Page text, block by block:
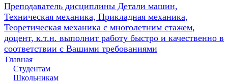
Преподаватель дисциплины Детали машин,
Техническая механика, Прикладная механика,
Теоретическая механика с многолетним стажем,
доцент, к.т.н. выполнит работу быстро и качественно в
соответствии с Вашими требованиями
Главная
Студентам
Школьникам